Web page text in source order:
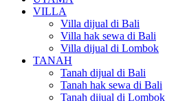
VILLA
Villa dijual di Bali
Villa hak sewa di Bali
Villa dijual di Lombok
TANAH
Tanah dijual di Bali
Tanah hak sewa di Bali
Tanah dijual di Lombok